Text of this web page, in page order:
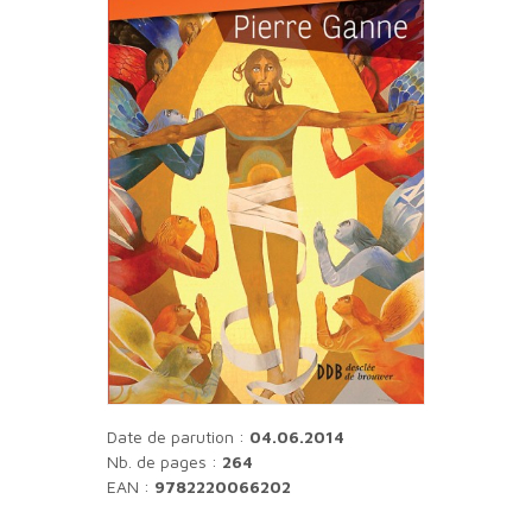
Date de parution : 04.06.2014
Nb. de pages : 264
EAN : 9782220066202